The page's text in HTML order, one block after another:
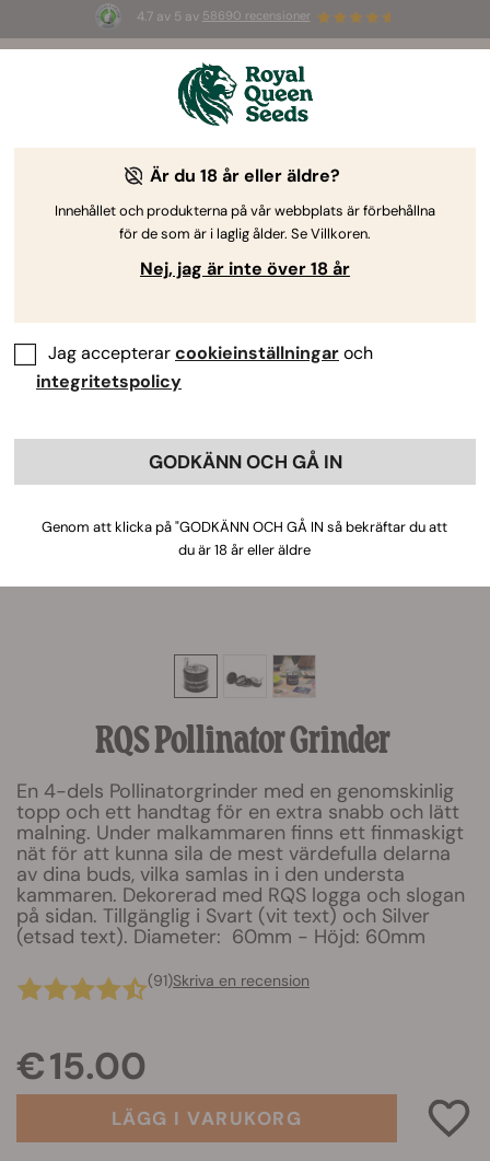
4.7 av 5 av 58690 recensioner
3 White Widow Auto-frönGRATIS för de
RQS Pollinator Grinder
En 4-dels Pollinatorgrinder med en genomskinlig
topp och ett handtag för en extra snabb och lätt
malning. Under malkammaren finns ett finmaskigt
nät för att kunna sila de mest värdefulla delarna
av dina buds, vilka samlas in i den understa
kammaren. Dekorerad med RQS logga och slogan
på sidan. Tillgänglig i Svart (vit text) och Silver
(etsad text). Diameter: 60mm - Höjd: 60mm
(91)Skriva en recension
€ 15.00
LÄGG I VARUKORG
Är du 18 år eller äldre?
Innehållet och produkterna på vår webbplats är förbehållna
för de som är i laglig ålder. Se Villkoren.
Nej, jag är inte över 18 år
Jag accepterarcookieinställningaroch
integritetspolicy
GODKÄNN OCH GÅ IN
Genom att klicka på "GODKÄNN OCH GÅ IN så bekräftar du att
du är 18 år eller äldre